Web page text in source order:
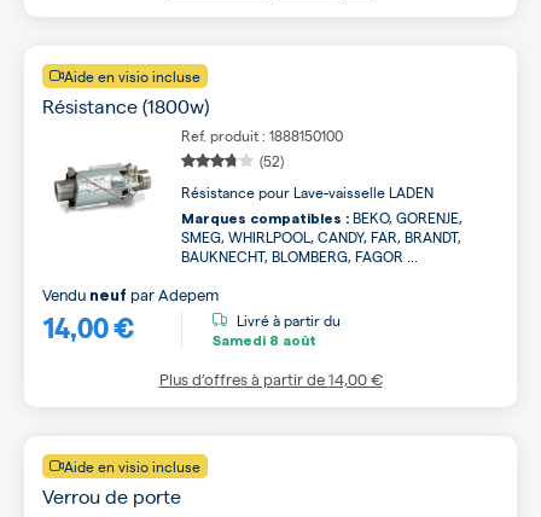
Aide en visio incluse
Résistance (1800w)
Ref. produit : 1888150100
(52)
Résistance pour Lave-vaisselle LADEN
Marques compatibles : BEKO, GORENJE,
SMEG, WHIRLPOOL, CANDY, FAR, BRANDT,
BAUKNECHT, BLOMBERG, FAGOR ...
14,00 €
Vendu neuf parAdepem
Livré à partir du
Samedi 8 août
Plus d’offres à partir de14,00 €
Aide en visio incluse
Verrou de porte